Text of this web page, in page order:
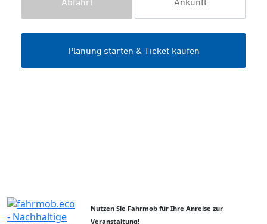
Nutzen Sie Fahrmob für Ihre Anreise zur
Veranstaltung!